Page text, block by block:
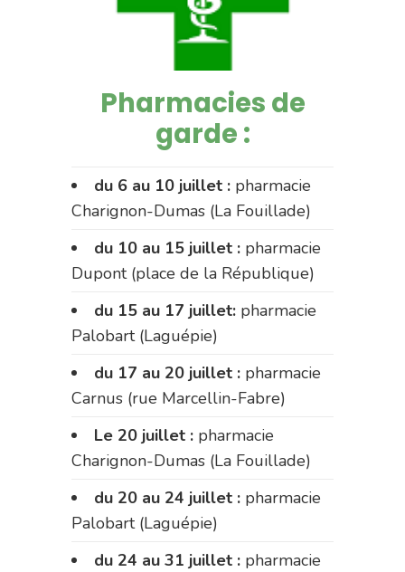
Pharmacies de
garde :
du 6 au 10 juillet : pharmacie
Charignon-Dumas (La Fouillade)
du 10 au 15 juillet : pharmacie
Dupont (place de la République)
du 15 au 17 juillet: pharmacie
Palobart (Laguépie)
du 17 au 20 juillet : pharmacie
Carnus (rue Marcellin-Fabre)
Le 20 juillet : pharmacie
Charignon-Dumas (La Fouillade)
du 20 au 24 juillet : pharmacie
Palobart (Laguépie)
du 24 au 31 juillet : pharmacie